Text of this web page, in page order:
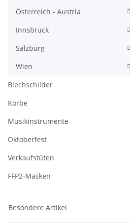
Österreich - Austria
Innsbruck
Salzburg
Wien
Blechschilder
Körbe
Musikinstrumente
Oktoberfest
Verkaufstüten
FFP2-Masken
Besondere Artikel